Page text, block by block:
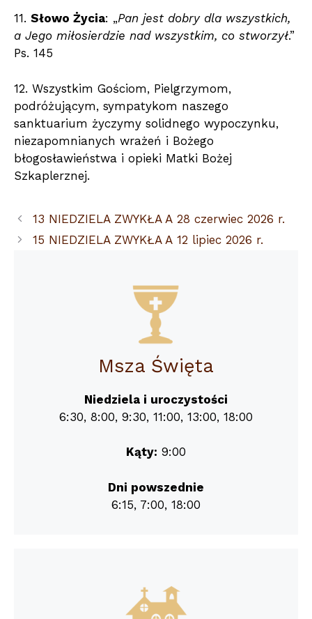
11. Słowo Życia: „Pan jest dobry dla wszystkich,
a Jego miłosierdzie nad wszystkim, co stworzył.”
Ps. 145
12. Wszystkim Gościom, Pielgrzymom,
podróżującym, sympatykom naszego
sanktuarium życzymy solidnego wypoczynku,
niezapomnianych wrażeń i Bożego
błogosławieństwa i opieki Matki Bożej
Szkaplerznej.
13 NIEDZIELA ZWYKŁA A 28 czerwiec 2026 r.
15 NIEDZIELA ZWYKŁA A 12 lipiec 2026 r.
Msza Święta
Niedziela i uroczystości
6:30, 8:00, 9:30, 11:00, 13:00, 18:00
Kąty: 9:00
Dni powszednie
6:15, 7:00, 18:00